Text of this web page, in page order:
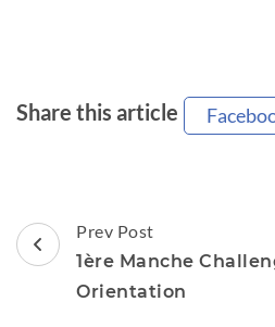
Share this article
Post
Navigation
Prev Post
1ère Manche
Orientation